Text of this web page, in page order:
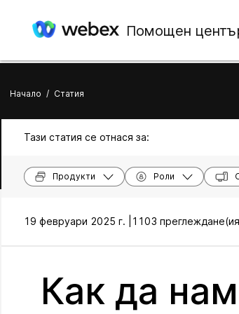
Помощен
Начало / Статия
Тази статия се отнася за:
Продукти Роли
19 февруари 2025 г. | 1103
Как да